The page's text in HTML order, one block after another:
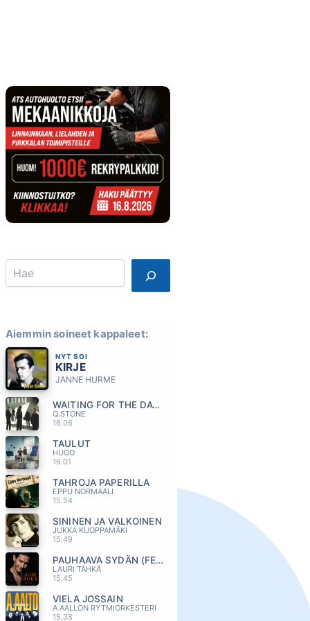
Search
Aiemmin soineet kappaleet:
NYT SOI
KIRJE
JANNE HURME
WAITING FOR THE DAWN
Q.STONE
16.06
TAULUT
HUGO
16.01
TAHROJA PAPERILLA
EPPU NORMAALI
15.54
SININEN JA VALKOINEN
JUKKA KUOPPAMÄKI
15.49
PAUHAAVA SYDÄN (FEAT ELONKERJUU)
LAURI TÄHKÄ
15.45
VIELA JOSSAIN
A AALLON RYTMIORKESTERI
15.38